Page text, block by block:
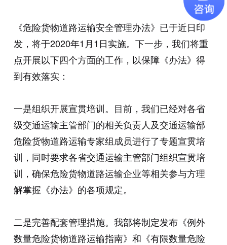
《危险货物道路运输安全管理办法》已于近日印
发，将于2020年1月1日实施。下一步，我们将重
点开展以下四个方面的工作，以保障《办法》得
到有效落实：
一是组织开展宣贯培训。目前，我们已经对各省
级交通运输主管部门的相关负责人及交通运输部
危险货物道路运输专家组成员进行了专题宣贯培
训，同时要求各省交通运输主管部门组织宣贯培
训，确保危险货物道路运输企业等相关参与方理
解掌握《办法》的各项规定。
二是完善配套管理措施。我部将制定发布《例外
数量危险货物道路运输指南》和《有限数量危险